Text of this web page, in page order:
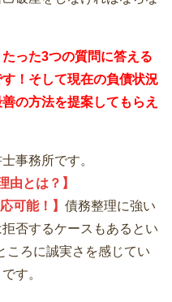
たった3つの質問に答える
！そして現在の負債状況
の方法を提案してもらえ
事務所です。
由とは？】
可能！】 債務整理に強い
否するケースもあるとい
ころに誠実さを感じてい
す。